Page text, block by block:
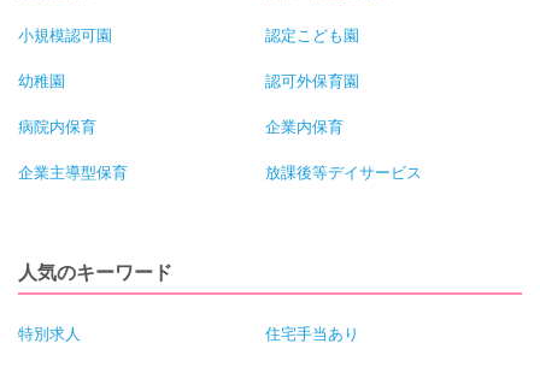
小規模認可園 認定こども園
幼稚園 認可外保育園
病院内保育 企業内保育
企業主導型保育 放課後等デイサービス
人気のキーワード
特別求人 住宅手当あり